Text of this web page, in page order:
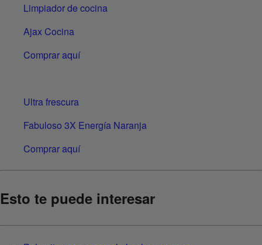
Limpiador de cocina
Ajax Cocina
Comprar aquí
Ultra frescura
Fabuloso 3X Energía Naranja
Comprar aquí
Esto te puede interesar